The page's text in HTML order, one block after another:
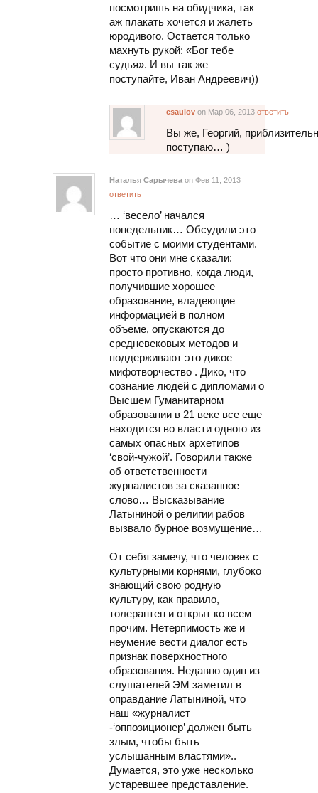
посмотришь на обидчика, так
аж плакать хочется и жалеть
юродивого. Остается только
махнуть рукой: «Бог тебе
судья». И вы так же
поступайте, Иван Андреевич))
esaulov on Мар 06, 2013 ответить
Вы же, Георгий,
поступаю… )
Наталья Сарычева on Фев 11, 2013
ответить
… ‘весело’ начался
понедельник… Обсудили это
событие с моими студентами.
Вот что они мне сказали:
просто противно, когда люди,
получившие хорошее
образование, владеющие
информацией в полном
объеме, опускаются до
средневековых методов и
поддерживают это дикое
мифотворчество . Дико, что
сознание людей с дипломами о
Высшем Гуманитарном
образовании в 21 веке все еще
находится во власти одного из
самых опасных архетипов
‘свой-чужой’. Говорили также
об ответственности
журналистов за сказанное
слово… Высказывание
Латыниной о религии рабов
вызвало бурное возмущение…
От себя замечу, что человек с
культурными корнями, глубоко
знающий свою родную
культуру, как правило,
толерантен и открыт ко всем
прочим. Нетерпимость же и
неумение вести диалог есть
признак поверхностного
образования. Недавно один из
слушателей ЭМ заметил в
оправдание Латыниной, что
наш «журналист
-‘оппозиционер’ должен быть
злым, чтобы быть
услышанным властями»..
Думается, это уже несколько
устаревшее представление.